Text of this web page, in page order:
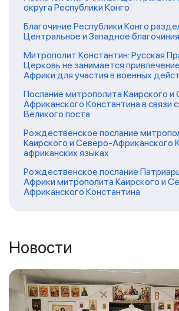
округа Республики Конго
Благочиние Республики Конго
Центральное и Западное благочиния
Митрополит Константин: Русская
Церковь не занимается
Африки для участия в военных
Послание митрополита Каирского и
Африканского Константина в связи
Великого поста
Рождественское послание
Каирского и Северо-Африканского
африканских языках
Рождественское послание
Африки митрополита Каирского и
Африканского Константина
Новости